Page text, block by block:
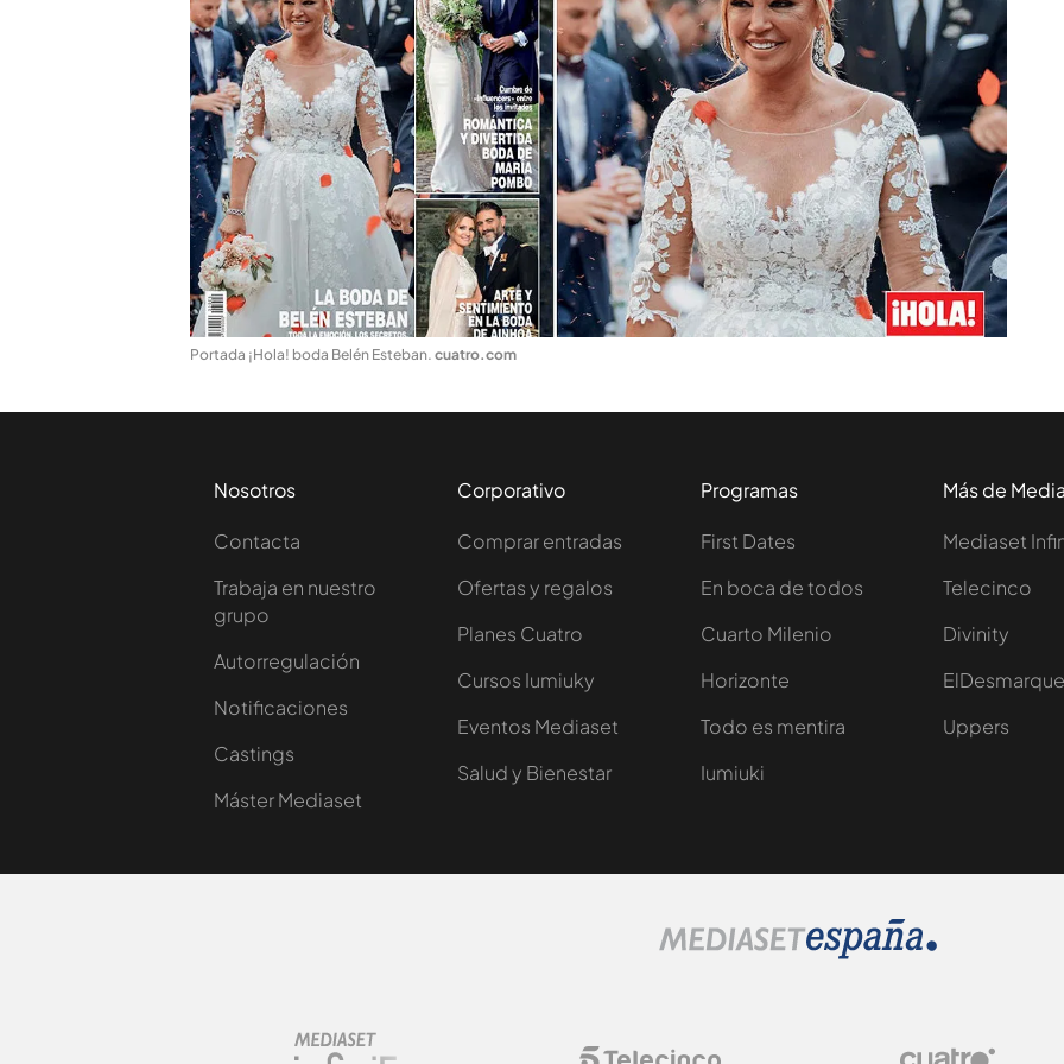
Portada ¡Hola! boda Belén Esteban. cuatro.com
Nosotros
Contacta
Trabaja en nuestro
grupo
Autorregulación
Notificaciones
Castings
Máster Mediaset
Corporativo
Comprar entradas
Ofertas y regalos
Planes Cuatro
Cursos Iumiuky
Eventos Mediaset
Salud y Bienestar
Programas
First Dates
En boca de todos
Cuarto Milenio
Horizonte
Todo es mentira
Iumiuki
Más de
Mediaset
Telecinco
Divinity
ElDesmarque
Uppers